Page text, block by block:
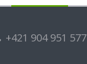
+421 904 951 577